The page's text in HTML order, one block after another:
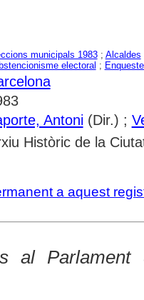
municipals 1983; Alcaldes
electoral ;
Antoni(Dir.) ;
Històric de la
a aquest
al Parlament